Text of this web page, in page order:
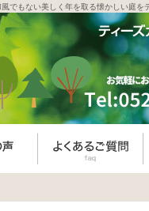
でもない美しく年を取る懐かしい庭を